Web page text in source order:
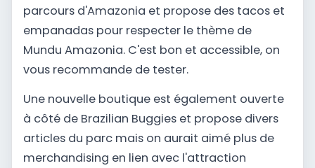
parcours d'Amazonia et propose des tacos et
empanadas pour respecter le thème de
Mundu Amazonia. C'est bon et accessible, on
vous recommande de tester.
Une nouvelle boutique est également ouverte
à côté de Brazilian Buggies et propose divers
articles du parc mais on aurait aimé plus de
merchandising en lien avec l'attraction